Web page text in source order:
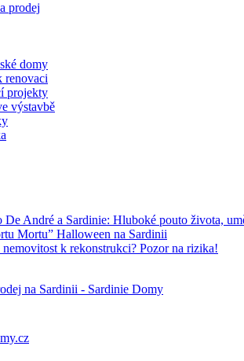
prodej
domy
renovaci
projekty
výstavbě
De André a Sardinie: Hluboké pouto života,
Mortu” Halloween na Sardinii
nemovitost k rekonstrukci? Pozor na rizika!